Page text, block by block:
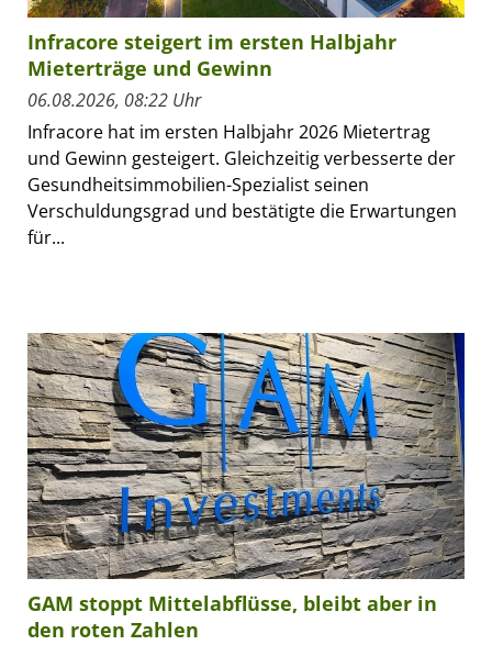
Infracore steigert im ersten Halbjahr
Mieterträge und Gewinn
06.08.2026, 08:22 Uhr
Infracore hat im ersten Halbjahr 2026 Mietertrag
und Gewinn gesteigert. Gleichzeitig verbesserte der
Gesundheitsimmobilien-Spezialist seinen
Verschuldungsgrad und bestätigte die Erwartungen
für...
GAM stoppt Mittelabflüsse, bleibt aber in
den roten Zahlen